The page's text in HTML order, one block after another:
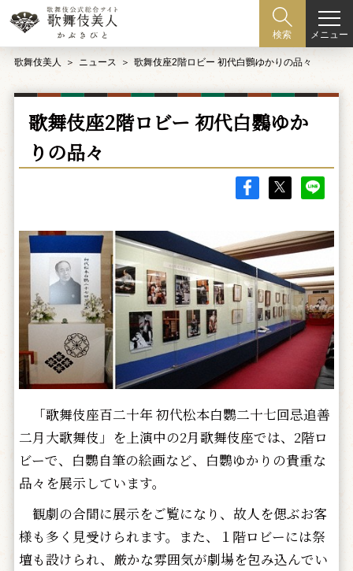
検索 メニュー
歌舞伎美人 ニュース 歌舞伎座2階ロビー 初代白鸚ゆかりの品々
歌舞伎座2階ロビー 初代白鸚ゆか
りの品々
「歌舞伎座百二十年 初代松本白鸚二十七回忌追善
二月大歌舞伎」を上演中の2月歌舞伎座では、2階ロ
ビーで、白鸚自筆の絵画など、白鸚ゆかりの貴重な
品々を展示しています。
観劇の合間に展示をご覧になり、故人を偲ぶお客
様も多く見受けられます。また、１階ロビーには祭
壇も設けられ、厳かな雰囲気が劇場を包み込んでい